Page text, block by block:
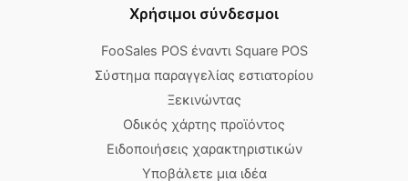
Χρήσιμοι σύνδεσμοι
FooSales POS έναντι Square POS
Σύστημα παραγγελίας εστιατορίου
Ξεκινώντας
Οδικός χάρτης προϊόντος
Ειδοποιήσεις χαρακτηριστικών
Υποβάλετε μια ιδέα